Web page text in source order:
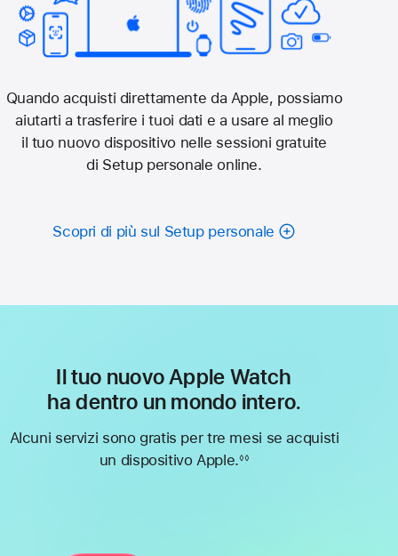
Quando acquisti direttamente da Apple, possiamo
aiutarti a trasferire i tuoi dati e a usare al meglio
il tuo nuovo dispositivo nelle sessioni gratuite
di Setup personale online.
Scopri di più sul Setup personale
Il tuo nuovo Apple Watch
ha dentro un mondo intero.
Alcuni servizi sono gratis per tre mesi se acquisti
un dispositivo Apple.◊◊